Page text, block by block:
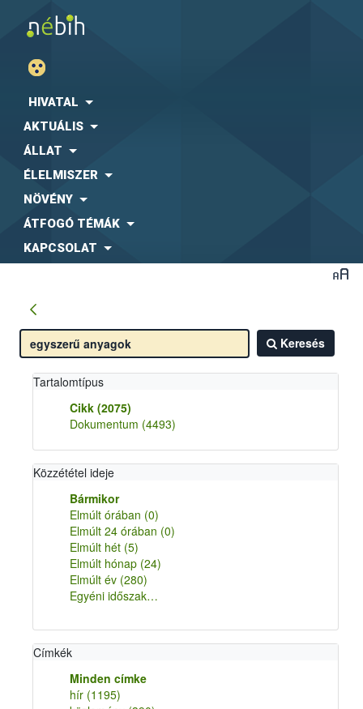
HIVATAL
AKTUÁLIS
ÁLLAT
ÉLELMISZER
NÖVÉNY
ÁTFOGÓ TÉMÁK
KAPCSOLAT
Keresés
Tartalomtípus
Cikk (2075)
Dokumentum (4493)
Közzététel ideje
Bármikor
Elmúlt órában (0)
Elmúlt 24 órában (0)
Elmúlt hét (5)
Elmúlt hónap (24)
Elmúlt év (280)
Egyéni időszak…
Címkék
Minden címke
hír (1195)